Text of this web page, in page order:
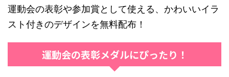
運動会の表彰や参加賞として使える、かわいいイラ
スト付きのデザインを無料配布！
運動会の表彰メダルにぴったり！